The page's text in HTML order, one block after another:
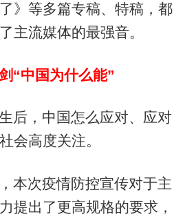
》等多篇专稿、特稿，都
主流媒体的最强音。
“中国为什么能”
后，中国怎么应对、应对
会高度关注。
本次疫情防控宣传对于主
提出了更高规格的要求，